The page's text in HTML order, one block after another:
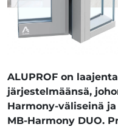
ALUPROF on
järjestelmäänsä,
Harmony-väliseinä
MB-Harmony DUO.